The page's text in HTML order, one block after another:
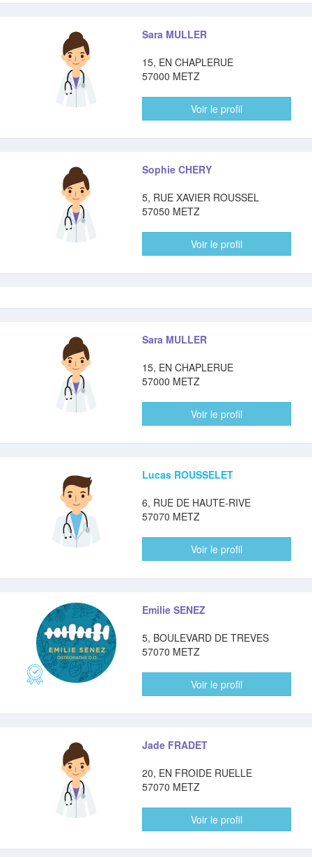
Sara MULLER
15, EN CHAPLERUE
57000 METZ
Voir le profil
Sophie CHERY
5, RUE XAVIER ROUSSEL
57050 METZ
Voir le profil
Sara MULLER
15, EN CHAPLERUE
57000 METZ
Voir le profil
Lucas ROUSSELET
6, RUE DE HAUTE-RIVE
57070 METZ
Voir le profil
Emilie SENEZ
5, BOULEVARD DE TREVES
57070 METZ
Voir le profil
Jade FRADET
20, EN FROIDE RUELLE
57070 METZ
Voir le profil